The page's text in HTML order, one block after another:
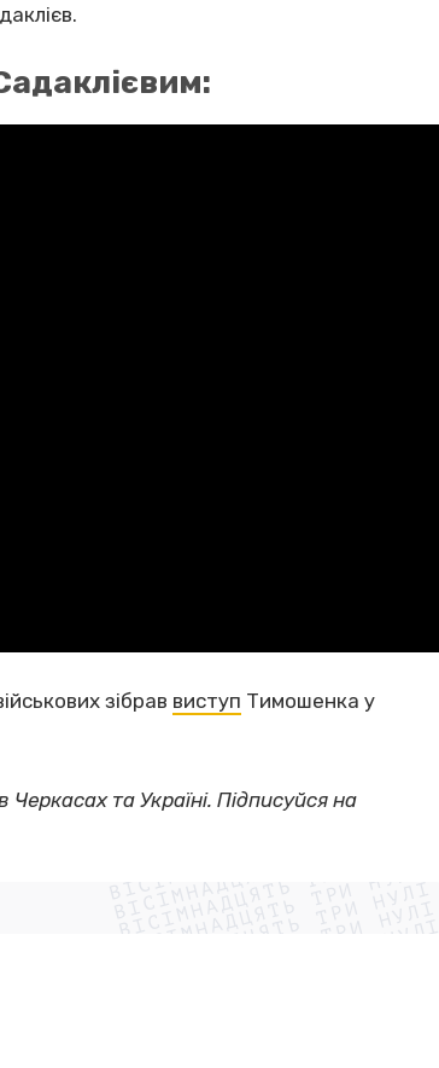
зібрав виступ Тимошенка у
та Україні. Підписуйся на
ВІСІМНАДЦЯТЬ ТРИ НУЛІ
ВІСІМНАДЦЯТЬ ТРИ НУЛІ
ВІСІМНАДЦЯТЬ ТРИ НУЛІ
ВІСІМНАДЦЯТЬ ТРИ НУЛІ
ВІСІМНАДЦЯТЬ ТРИ НУЛІ
ВІСІМНАДЦЯТЬ ТРИ НУЛІ
ВІСІМНАДЦЯТЬ ТРИ НУЛІ